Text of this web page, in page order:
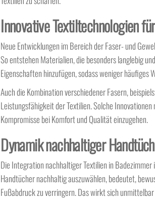
Innovative Textiltechnologien
Neue Entwicklungen im Bereich der Faser- und
So entstehen Materialien, die besonders langlebig
Eigenschaften hinzufügen, sodass weniger häufiges
Auch die Kombination verschiedener Fasern,
Leistungsfähigkeit der Textilien. Solche
Kompromisse bei Komfort und Qualität einzugehen.
Dynamik nachhaltiger
Die Integration nachhaltiger Textilien in
Handtücher nachhaltig auszuwählen, bedeutet,
Fußabdruck zu verringern. Das wirkt sich